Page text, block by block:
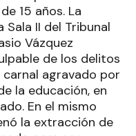
15 años. La
II del Tribunal
Vázquez
de los delitos
agravado por
la educación, en
En el mismo
la extracción de